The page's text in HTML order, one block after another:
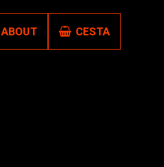
ABOUT CESTA